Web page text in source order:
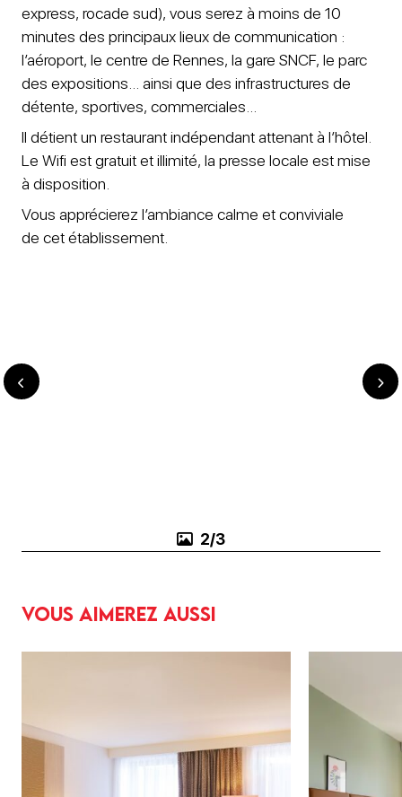
express, rocade sud), vous serez à moins de 10
minutes des principaux lieux de communication :
l’aéroport, le centre de Rennes, la gare SNCF, le parc
des expositions… ainsi que des infrastructures de
détente, sportives, commerciales…
Il détient un restaurant indépendant attenant à l’hôtel.
Le Wifi est gratuit et illimité, la presse locale est mise
à disposition.
Vous apprécierez l’ambiance calme et conviviale
de cet établissement.
3/3
Vous aimerez aussi